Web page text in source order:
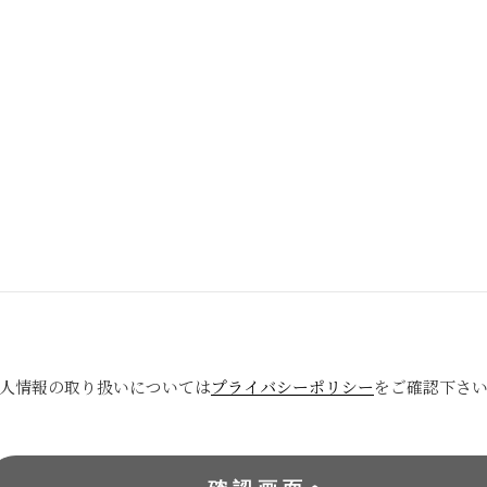
情報の取り扱いについてはプライバシーポリシーをご確認下さい